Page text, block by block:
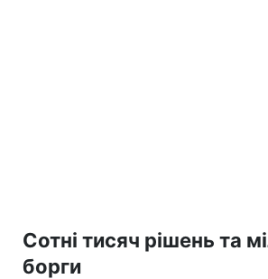
Сотні тисяч рішень та
борги